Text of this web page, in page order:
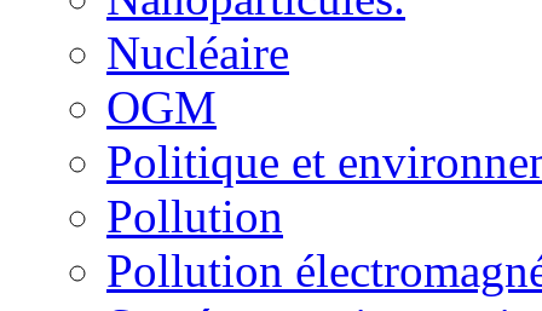
Nucléaire
OGM
Politique et
Pollution
Pollution